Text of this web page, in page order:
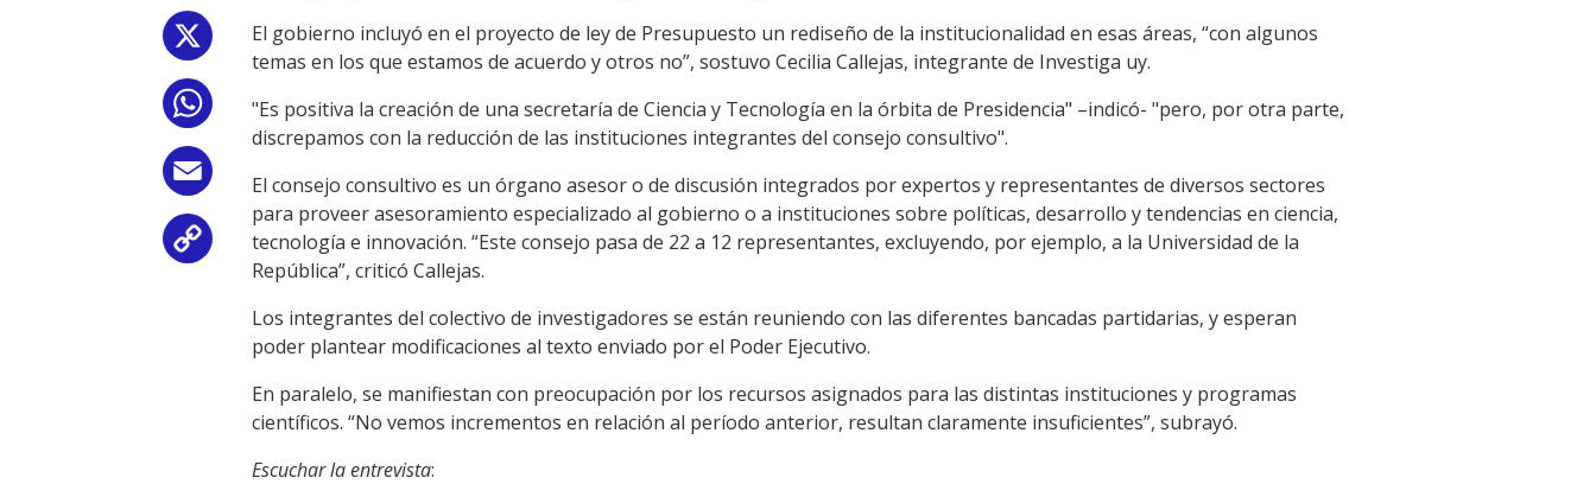
WhatsApp
Email
Copy
El gobierno incluyó en el proyecto de ley de Presupuesto un rediseño de la institucionalidad en esas áreas, “con algunos
temas en los que estamos de acuerdo y otros no”, sostuvo Cecilia Callejas, integrante de Investiga uy.
"Es positiva la creación de una secretaría de Ciencia y Tecnología en la órbita de Presidencia" –indicó- "pero, por otra parte,
discrepamos con la reducción de las instituciones integrantes del consejo consultivo".
El consejo consultivo es un órgano asesor o de discusión integrados por expertos y representantes de diversos sectores
para proveer asesoramiento especializado al gobierno o a instituciones sobre políticas, desarrollo y tendencias en ciencia,
tecnología e innovación. “Este consejo pasa de 22 a 12 representantes, excluyendo, por ejemplo, a la Universidad de la
República”, criticó Callejas.
Los integrantes del colectivo de investigadores se están reuniendo con las diferentes bancadas partidarias, y esperan
poder plantear modificaciones al texto enviado por el Poder Ejecutivo.
En paralelo, se manifiestan con preocupación por los recursos asignados para las distintas instituciones y programas
científicos. “No vemos incrementos en relación al período anterior, resultan claramente insuficientes”, subrayó.
Escuchar la entrevista: